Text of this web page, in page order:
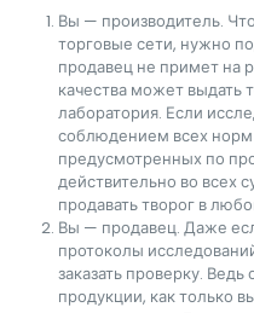
Вы — производитель.
торговые сети, нужно
продавец не примет на
качества может выдать
лаборатория. Если
соблюдением всех норм
предусмотренных по
действительно во всех
продавать творог в
Вы — продавец. Даже
протоколы
заказать проверку. Ведь
продукции, как только